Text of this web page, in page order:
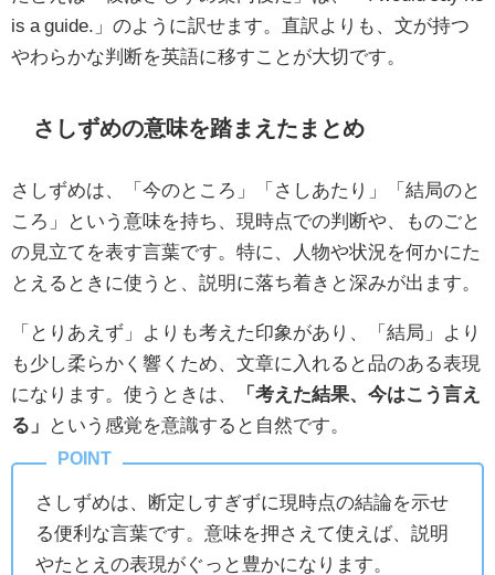
is a guide.」のように訳せます。直訳よりも、文が持つ
やわらかな判断を英語に移すことが大切です。
さしずめの意味を踏まえたまとめ
さしずめは、「今のところ」「さしあたり」「結局のと
ころ」という意味を持ち、現時点での判断や、ものごと
の見立てを表す言葉です。特に、人物や状況を何かにた
とえるときに使うと、説明に落ち着きと深みが出ます。
「とりあえず」よりも考えた印象があり、「結局」より
も少し柔らかく響くため、文章に入れると品のある表現
になります。使うときは、
「考えた結果、今はこう言え
る」
という感覚を意識すると自然です。
さしずめは、断定しすぎずに現時点の結論を示せ
る便利な言葉です。意味を押さえて使えば、説明
やたとえの表現がぐっと豊かになります。